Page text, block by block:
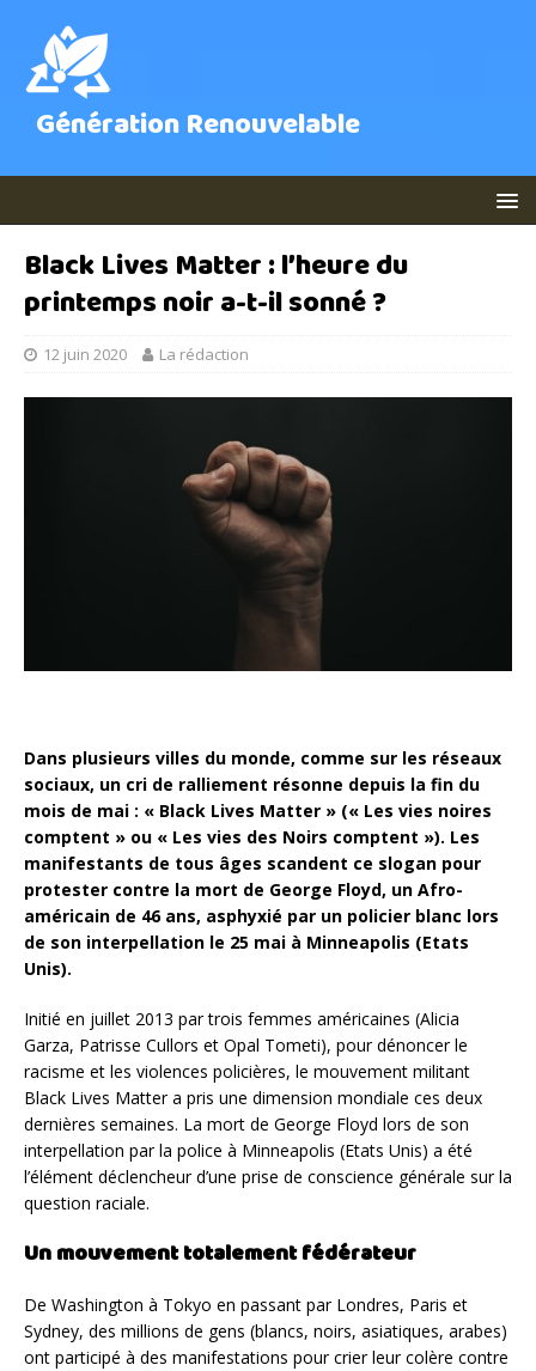
Génération Renouvelable
Black Lives Matter : l’heure du
printemps noir a-t-il sonné ?
12 juin 2020 La rédaction
Dans plusieurs villes du monde, comme sur les réseaux
sociaux, un cri de ralliement résonne depuis la fin du
mois de mai : « Black Lives Matter » (« Les vies noires
comptent » ou « Les vies des Noirs comptent »). Les
manifestants de tous âges scandent ce slogan pour
protester contre la mort de George Floyd, un Afro-
américain de 46 ans, asphyxié par un policier blanc lors
de son interpellation le 25 mai à Minneapolis (Etats
Unis).
Initié en juillet 2013 par trois femmes américaines (Alicia
Garza, Patrisse Cullors et Opal Tometi), pour dénoncer le
racisme et les violences policières, le mouvement militant
Black Lives Matter a pris une dimension mondiale ces deux
dernières semaines. La mort de George Floyd lors de son
interpellation par la police à Minneapolis (Etats Unis) a été
l’élément déclencheur d’une prise de conscience générale sur la
question raciale.
Un mouvement totalement fédérateur
De Washington à Tokyo en passant par Londres, Paris et
Sydney, des millions de gens (blancs, noirs, asiatiques, arabes)
ont participé à des manifestations pour crier leur colère contre